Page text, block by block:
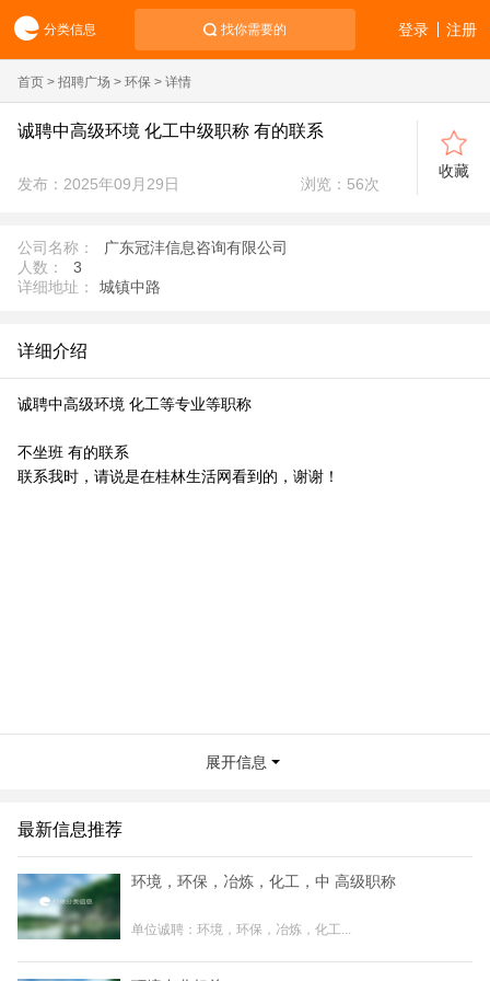
分类信息 找你需要的 注册
登录
首页 > 招聘广场 > 环保 > 详情
诚聘中高级环境 化工中级职称 有的联系
发布：2025年09月29日 浏览： 56次
收藏
公司名称：
广东冠沣信息咨询有限公司
人数：
3
详细地址：
城镇中路
详细介绍
诚聘中高级环境 化工等专业等职称
不坐班 有的联系
联系我时，请说是在桂林生活网看到的，谢谢！
展开信息
最新信息推荐
环境，环保，冶炼，化工，中 高级职称
单位诚聘：环境，环保，冶炼，化工...